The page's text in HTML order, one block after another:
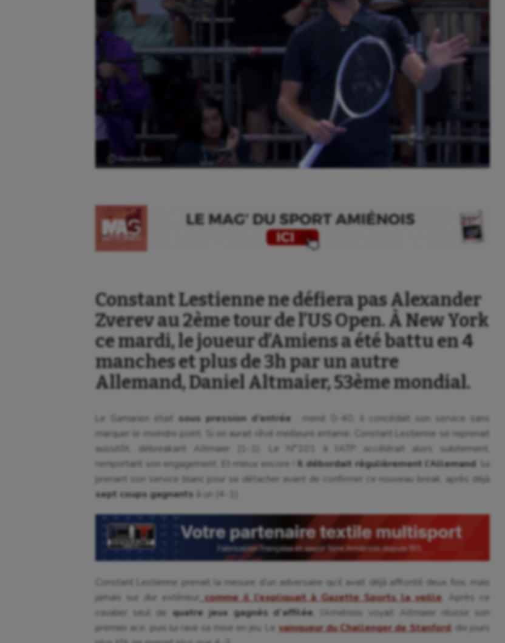
Ⓒ Gazette Sports
Constant Lestienne ne défiera pas Alexander
Zverev au 2ème tour de l’US Open. À New York
ce mardi, le joueur d’Amiens a été battu en 4
manches et plus de 3h par un autre
Allemand, Daniel Altmaier, 53ème mondial.
Le Samarien était sous pression d’entrée : mené 0-40, il concédait son service sans
marquer le moindre point. Si on aurait rêvé meilleure entame, Constant Lestienne se reprenait
aussitôt, débreakant Altmaier (1-1). Le N°101 à l’ATP accélérait alors subitement,
remportant son engagement. Et mieux encore ! Il débordait régulièrement l’Allemand , lui
prenant son service blanc pour se détacher avant de confirmer ce nouveau break, après déjà
sept coups gagnants à un (4-1).
Constant Lestienne prenait la mesure d’un adversaire qu’il avait déjà affronté deux fois, mais
jamais sur dur extérieur comme il l’expliquait à Gazette Sports la veille . Après ce
cavalier seul de quatre jeux gagnés d’affilée , l’Amiénois voyait Altmaier réussir son
premier ace, puis lui ravir sa mise en jeu. Le vainqueur du Challenger de Stanford, dix jours